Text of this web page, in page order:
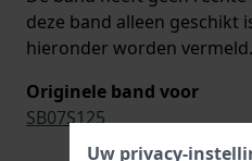
deze band alleen geschikt
hieronder worden vermeld.
Originele band voor
SB07S125
Uw privacy-